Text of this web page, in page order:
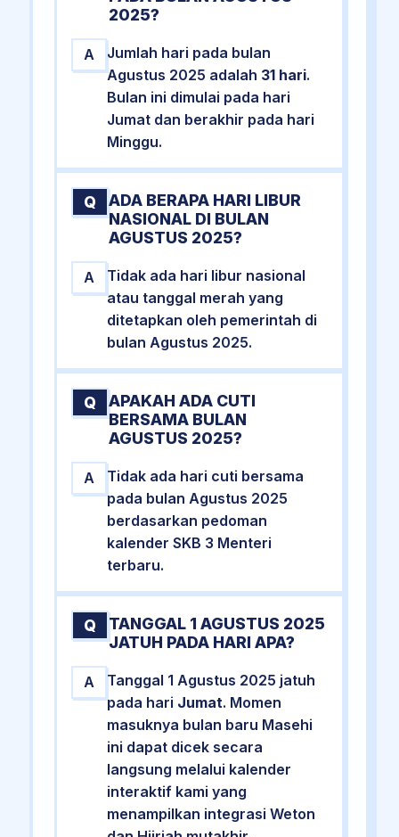
2025?
A
Jumlah hari pada bulan
Agustus 2025 adalah 31 hari.
Bulan ini dimulai pada hari
Jumat dan berakhir pada hari
Minggu.
Q
ADA BERAPA HARI LIBUR
NASIONAL DI BULAN
AGUSTUS 2025?
A
Tidak ada hari libur nasional
atau tanggal merah yang
ditetapkan oleh pemerintah di
bulan Agustus 2025.
Q
APAKAH ADA CUTI
BERSAMA BULAN
AGUSTUS 2025?
A
Tidak ada hari cuti bersama
pada bulan Agustus 2025
berdasarkan pedoman
kalender SKB 3 Menteri
terbaru.
Q
TANGGAL 1 AGUSTUS 2025
JATUH PADA HARI APA?
A
Tanggal 1 Agustus 2025 jatuh
pada hari Jumat. Momen
masuknya bulan baru Masehi
ini dapat dicek secara
langsung melalui kalender
interaktif kami yang
menampilkan integrasi Weton